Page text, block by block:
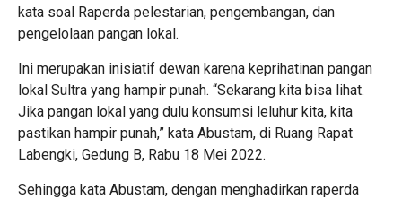
kata soal Raperda pelestarian, pengembangan, dan
pengelolaan pangan lokal.
Ini merupakan inisiatif dewan karena keprihatinan pangan
lokal Sultra yang hampir punah. “Sekarang kita bisa lihat.
Jika pangan lokal yang dulu konsumsi leluhur kita, kita
pastikan hampir punah,” kata Abustam, di Ruang Rapat
Labengki, Gedung B, Rabu 18 Mei 2022.
Sehingga kata Abustam, dengan menghadirkan raperda